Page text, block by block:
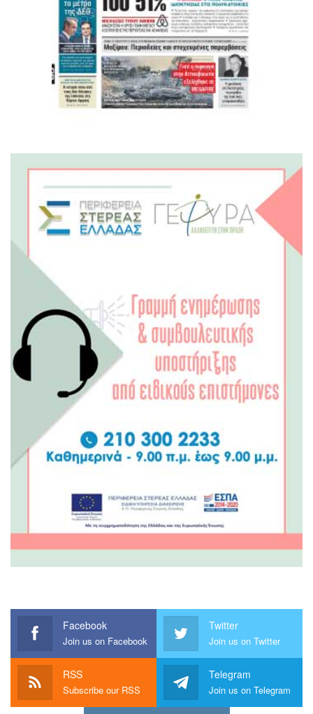
Facebook
Join us on Facebook
Twitter
Join us on Twitter
RSS
Subscribe our RSS
Telegram
Join us on Telegram